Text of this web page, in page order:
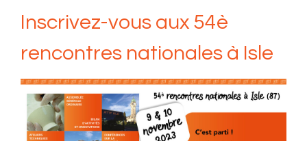
Inscrivez-vous aux 54è
rencontres nationales à Isle